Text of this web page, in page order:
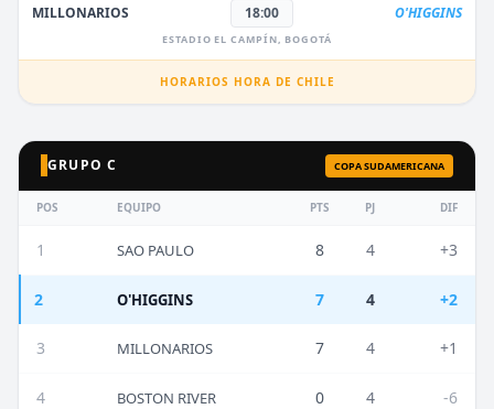
MILLONARIOS 18:00 O'HIGGINS
ESTADIO EL CAMPÍN, BOGOTÁ
HORARIOS HORA DE CHILE
GRUPO C COPA SUDAMERICANA
POS EQUIPO PTS PJ DIF
1 SAO PAULO 8 4 +3
2 O'HIGGINS 7 4 +2
3 MILLONARIOS 7 4 +1
4 BOSTON RIVER 0 4 -6